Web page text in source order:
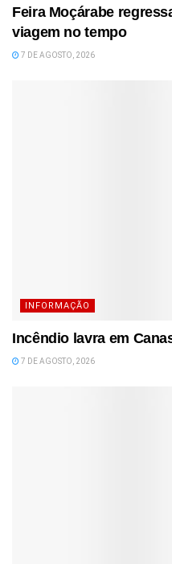
Feira Moçárabe
viagem no tempo
7 DE AGOSTO, 2026
INFORMAÇÃO
Incêndio lavra em
7 DE AGOSTO, 2026